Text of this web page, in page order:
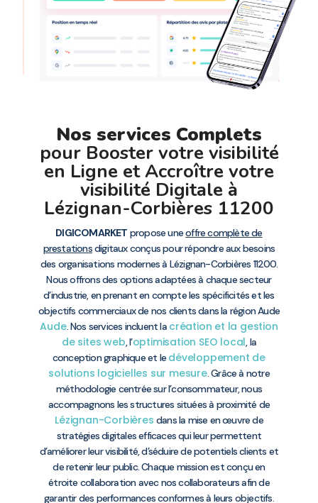
Nos services Complets
pour Booster votre visibilité
en Ligne et Accroître votre
visibilité Digitale à
Lézignan-Corbières 11200
DIGICOMARKET propose uneoffre complète de
prestationsdigitaux conçus pour répondre aux besoins
des organisations modernes à Lézignan-Corbières 11200.
Nous offrons des options adaptées à chaque secteur
d’industrie, en prenant en compte les spécificités et les
objectifs commerciaux de nos clients dans la région Aude
Aude. Nos services incluent la création et la gestion
de sites web, l’optimisation SEO local, la
conception graphique et le développement de
solutions logicielles sur mesure. Grâce à notre
méthodologie centrée sur l’consommateur, nous
accompagnons les structures situées à proximité de
Lézignan-Corbières dans la mise en œuvre de
stratégies digitales efficaces qui leur permettent
d’améliorer leur visibilité, d’séduire de potentiels clients et
de retenir leur public. Chaque mission est conçu en
étroite collaboration avec nos collaborateurs afin de
garantir des performances conformes à leurs objectifs.